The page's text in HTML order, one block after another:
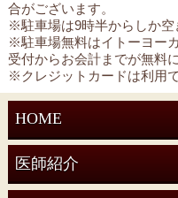
合がございます。
※駐車場は9時半からしか空
※駐車場無料はイトーヨー
受付からお会計までが無料
※クレジットカードは利用
HOME
医師紹介